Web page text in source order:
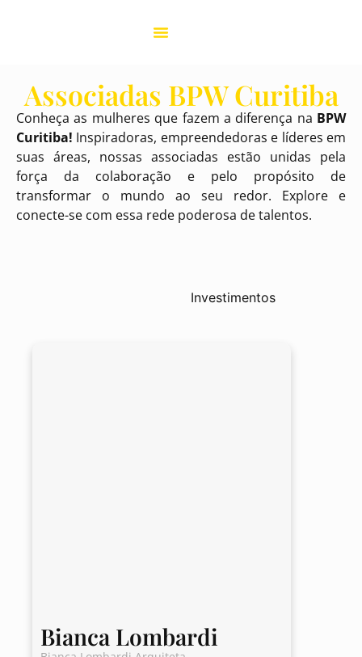
Associadas BPW Curitiba
Conheça as mulheres que fazem a diferença na BPW
Curitiba! Inspiradoras, empreendedoras e líderes em
suas áreas, nossas associadas estão unidas pela
força da colaboração e pelo propósito de
transformar o mundo ao seu redor. Explore e
conecte-se com essa rede poderosa de talentos.
Bianca Lombardi
Investimentos